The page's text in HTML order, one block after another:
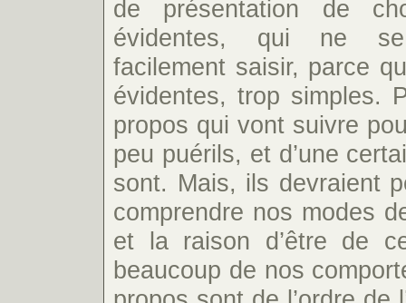
de présentation de
évidentes, qui ne
facilement saisir, parce
évidentes, trop simples.
propos qui vont suivre
peu puérils, et d’une
sont. Mais, ils devraient
comprendre nos modes
et la raison d’être de
beaucoup de nos